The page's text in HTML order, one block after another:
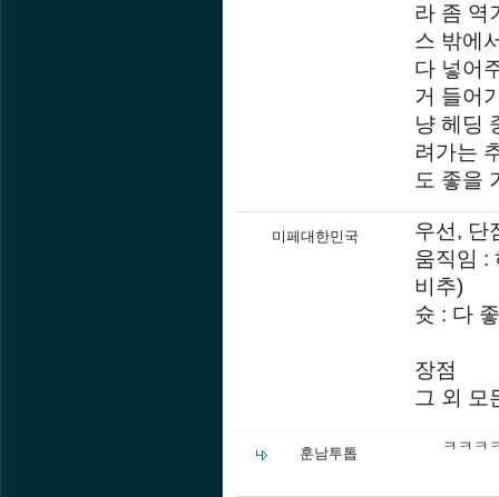
라 좀 역
스 밖에
다 넣어
거 들어
냥 헤딩
려가는
도 좋을
미페대한민국
우선, 단
움직임 :
비추)
슛 : 다
장점
그 외 모
훈남투톱 ㅋㅋㅋ